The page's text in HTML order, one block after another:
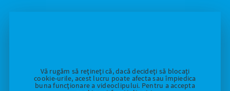
Vă rugăm să rețineți că, dacă decideți să blocați
cookie-urile, acest lucru poate afecta sau împiedica
buna funcționare a videoclipului. Pentru a accepta